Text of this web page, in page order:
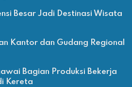
Besar Jadi Destinasi Wisata
Kantor dan Gudang Regional
Bagian Produksi Bekerja
Kereta